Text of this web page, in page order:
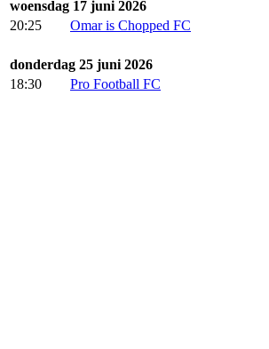
woensdag 17 juni 2026
20:25
Omar is Chopped FC
donderdag 25 juni 2026
18:30
Pro Football FC